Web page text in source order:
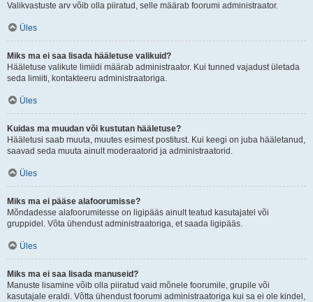
Valikvastuste arv võib olla piiratud, selle määrab foorumi administraator.
Üles
Miks ma ei saa lisada hääletuse valikuid?
Hääletuse valikute limiidi määrab administraator. Kui tunned vajadust ületada
seda limiiti, kontakteeru administraatoriga.
Üles
Kuidas ma muudan või kustutan hääletuse?
Hääletusi saab muuta, muutes esimest postitust. Kui keegi on juba hääletanud,
saavad seda muuta ainult moderaatorid ja administraatorid.
Üles
Miks ma ei pääse alafoorumisse?
Mõndadesse alafoorumitesse on ligipääs ainult teatud kasutajatel või
gruppidel. Võta ühendust administraatoriga, et saada ligipääs.
Üles
Miks ma ei saa lisada manuseid?
Manuste lisamine võib olla piiratud vaid mõnele foorumile, grupile või
kasutajale eraldi. Võtta ühendust foorumi administraatoriga kui sa ei ole kindel,